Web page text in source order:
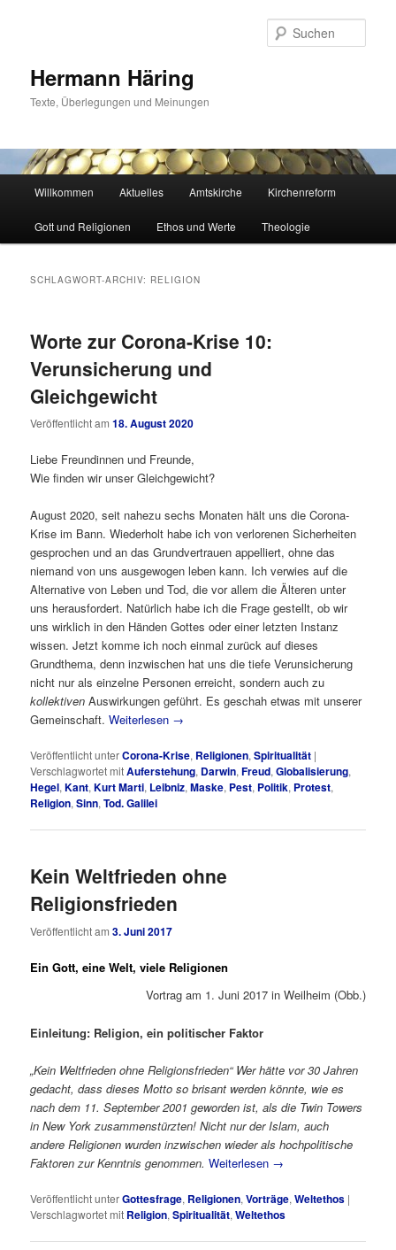
Hermann Häring
Texte, Überlegungen und Meinungen
Willkommen Aktuelles Amtskirche Kirchenreform
Gott und Religionen Ethos und Werte Theologie
SCHLAGWORT-ARCHIV: RELIGION
Worte zur Corona-Krise 10:
Verunsicherung und
Gleichgewicht
Veröffentlicht am18. August 2020
Liebe Freundinnen und Freunde,
Wie finden wir unser Gleichgewicht?
August 2020, seit nahezu sechs Monaten hält uns die Corona-
Krise im Bann. Wiederholt habe ich von verlorenen Sicherheiten
gesprochen und an das Grundvertrauen appelliert, ohne das
niemand von uns ausgewogen leben kann. Ich verwies auf die
Alternative von Leben und Tod, die vor allem die Älteren unter
uns herausfordert. Natürlich habe ich die Frage gestellt, ob wir
uns wirklich in den Händen Gottes oder einer letzten Instanz
wissen. Jetzt komme ich noch einmal zurück auf dieses
Grundthema, denn inzwischen hat uns die tiefe Verunsicherung
nicht nur als einzelne Personen erreicht, sondern auch zu
kollektiven Auswirkungen geführt. Es geschah etwas mit unserer
Gemeinschaft.Weiterlesen →
Veröffentlicht unterCorona-Krise, Religionen,Spiritualität |
Verschlagwortet mitAuferstehung, Darwin,Freud,Globalisierung,
Hegel,Kant,Kurt Marti, Leibniz,Maske, Pest, Politik, Protest,
Religion,Sinn,Tod. Galilei
Kein Weltfrieden ohne
Religionsfrieden
Veröffentlicht am3. Juni 2017
Ein Gott, eine Welt, viele Religionen
Vortrag am 1. Juni 2017 in Weilheim (Obb.)
Einleitung: Religion, ein politischer Faktor
„Kein Weltfrieden ohne Religionsfrieden“ Wer hätte vor 30 Jahren
gedacht, dass dieses Motto so brisant werden könnte, wie es
nach dem 11. September 2001 geworden ist, als die Twin Towers
in New York zusammenstürzten! Nicht nur der Islam, auch
andere Religionen wurden inzwischen wieder als hochpolitische
Faktoren zur Kenntnis genommen. Weiterlesen →
Veröffentlicht unterGottesfrage, Religionen,Vorträge,Weltethos |
Verschlagwortet mit Religion,Spiritualität,Weltethos